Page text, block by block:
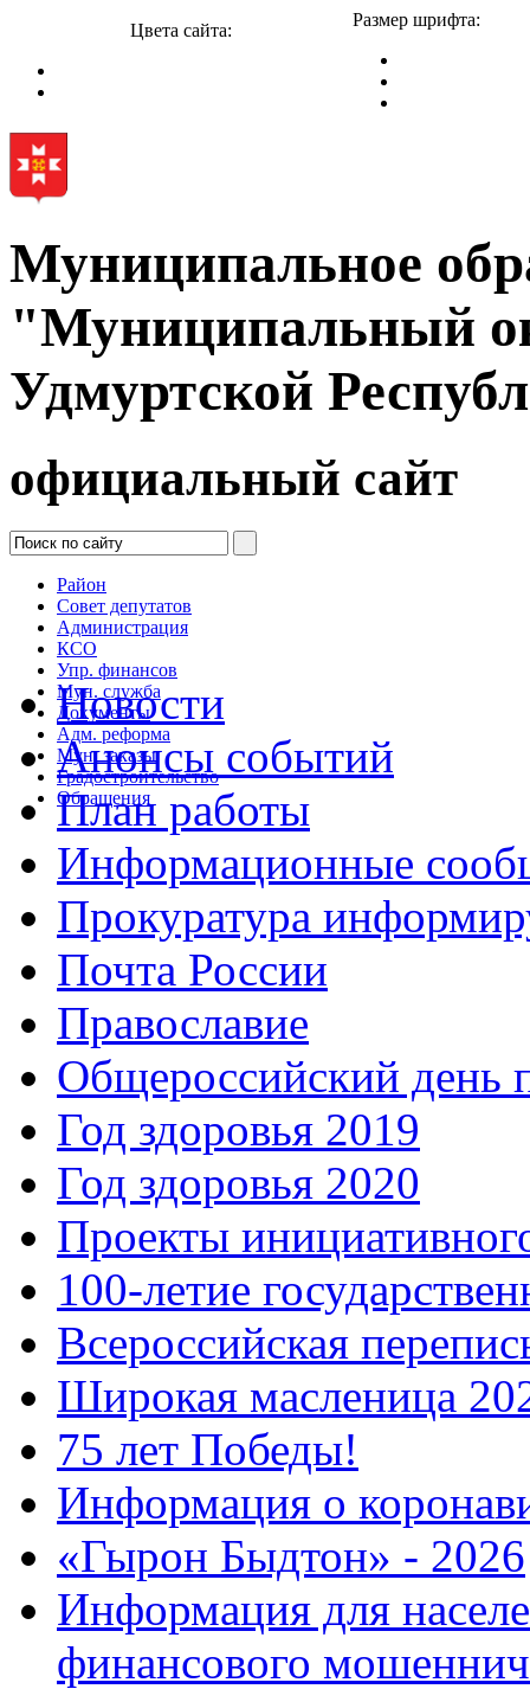
Цвета сайта:
Размер шрифта:
Муниципальное
"Муниципальный
Удмуртской
официальный сайт
Район
Совет депутатов
Администрация
КСО
Упр. финансов
Мун. служба
Документы
Адм. реформа
Мун. заказы
Градостроительство
Обращения
Новости
Анонсы событий
План работы
Информационные
Прокуратура
Почта России
Православие
Общероссийский день
Год здоровья 2019
Год здоровья 2020
Проекты
100-летие
Всероссийская
Широкая масленица
75 лет Победы!
Информация о
«Гырон Быдтон» - 2026
Информация для
финансового